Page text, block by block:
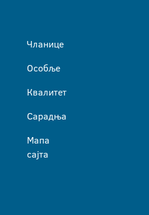
Чланице
Особље
Квалитет
Сарадња
Мапа
сајта